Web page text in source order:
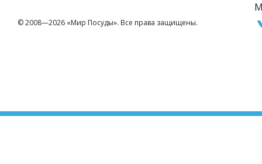
© 2008—2026 «Мир Посуды». Все права защищены.